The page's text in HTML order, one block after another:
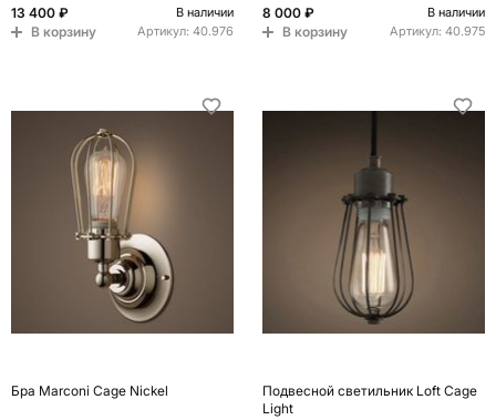
13 400 ₽
В наличии
В корзину Артикул: 40.976
8 000 ₽
В наличии
В корзину Артикул: 40.975
Бра Marconi Cage Nickel
Подвесной светильник Loft Cage
Light